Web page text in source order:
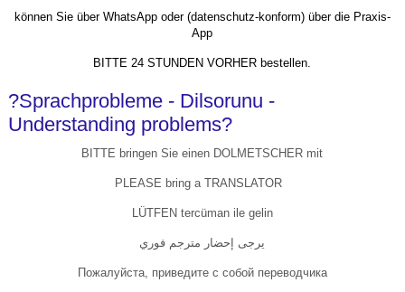
können Sie über WhatsApp oder (datenschutz-konform) über die Praxis-
App
BITTE 24 STUNDEN VORHER bestellen.
?Sprachprobleme - Dilsorunu -
Understanding problems?
BITTE bringen Sie einen DOLMETSCHER mit
PLEASE bring a TRANSLATOR
LÜTFEN tercüman ile gelin
يرجى إحضار مترجم فوري
Пожалуйста, приведите с собой переводчика